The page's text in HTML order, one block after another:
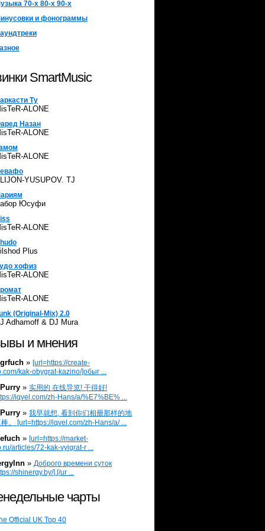
70-х 80-х 90-х
и фонограммы
SmartMusic
Ту
ALONE
Назан
ALONE
ALONE
YUSUPOV. TJ
Юсуфи
ALONE
Plus
хофиз
ALONE
ALONE
(Original-Mix) 2.0
Adhamoff & DJ Mura
и мнения
» [url=https://create-
kak-obygrat-kazino/]обыг ...
» 实用的 在线导览! 干得好!
iqvel.com/zh-Hans/a/%E7%BE% ...
» 我早就想, 看到你们相册那样的地
。 [url=https://iqvel.com/zh-Hans/a/ ...
» [url=https://market-
articles/72-kak-vyigrat-r ...
» Доброго времени суток
shinergy.by/].[/ur ...
чарты
Official UK Top 40